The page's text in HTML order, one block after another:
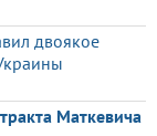
двоякое
Маткевича